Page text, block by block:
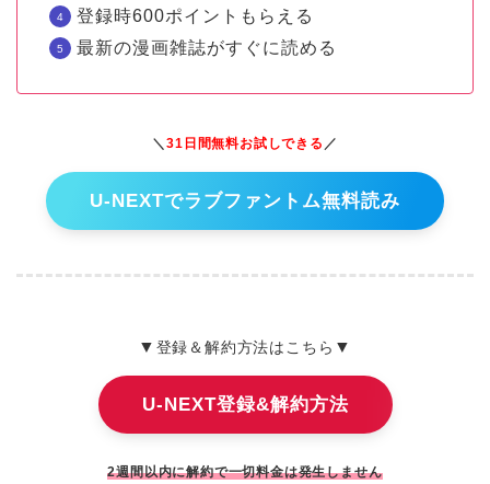
登録時600ポイントもらえる
最新の漫画雑誌がすぐに読める
＼31日間無料お試しできる ／
U-NEXTでラブファントム無料読み
▼ 登録＆解約方法はこちら ▼
U-NEXT登録&解約方法
2週間以内に解約で一切料金は発生しません